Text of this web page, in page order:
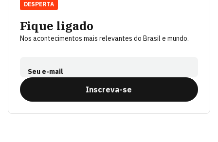
Fique ligado
Nos acontecimentos mais relevantes do Brasil e mundo.
Seu e-mail
Inscreva-se
DESPERTA